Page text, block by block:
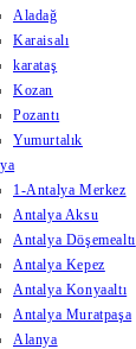
Aladağ
Karaisalı
karataş
Kozan
Pozantı
Yumurtalık
1-Antalya Merkez
Antalya Aksu
Antalya Döşemealtı
Antalya Kepez
Antalya Konyaaltı
Antalya Muratpaşa
Alanya